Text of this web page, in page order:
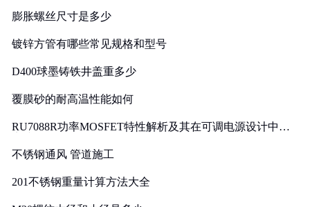
膨胀螺丝尺寸是多少
镀锌方管有哪些常见规格和型号
D400球墨铸铁井盖重多少
覆膜砂的耐高温性能如何
RU7088R功率MOSFET特性解析及其在可调电源设计中的
不锈钢通风 管道施工
201不锈钢重量计算方法大全